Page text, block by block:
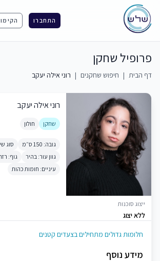
התחברו
פרופיל שחקן
דף הבית | חיפוש שחקנים | רוני אילה יעקב
ייצוג סוכנות
ללא יצוג
רוני אילה יעקב
שחקן חולון
גובה: 150 ס״מ
סוג
גוון עור: בהיר
גוף:
עיניים: חומות כהות
חלומות גדולים מתחילים בצעדים קטנים
מידע נוסף